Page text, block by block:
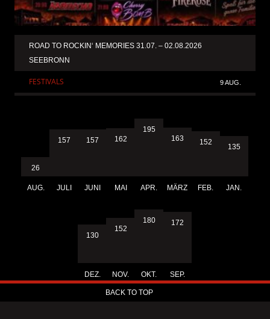
ROAD TO ROCKIN‘ MEMORIES 31.07. – 02.08.2026
SEEBRONN
FESTIVALS 9 AUG.
26
AUG.
157
JULI
157
JUNI
162
MAI
195
APR.
163
MÄRZ
152
FEB.
135
JAN.
130
DEZ.
152
NOV.
180
OKT.
172
SEP.
BACK TO TOP